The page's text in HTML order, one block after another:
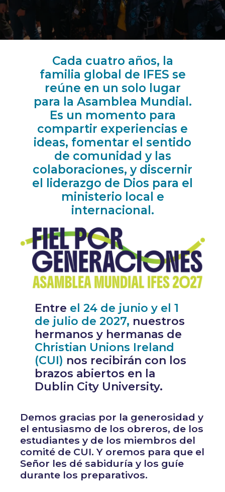
Cada cuatro años, la
familia global de IFES se
reúne en un solo lugar
para la Asamblea Mundial.
Es un momento para
compartir experiencias e
ideas, fomentar el sentido
de comunidad y las
colaboraciones, y discernir
el liderazgo de Dios para el
ministerio local e
internacional.
Entre el 24 de junio y el 1
de julio de 2027, nuestros
hermanos y hermanas de
Christian Unions Ireland
(CUI) nos recibirán con los
brazos abiertos en la
Dublin City University.
Demos gracias por la generosidad y
el entusiasmo de los obreros, de los
estudiantes y de los miembros del
comité de CUI. Y oremos para que el
Señor les dé sabiduría y los guíe
durante los preparativos.